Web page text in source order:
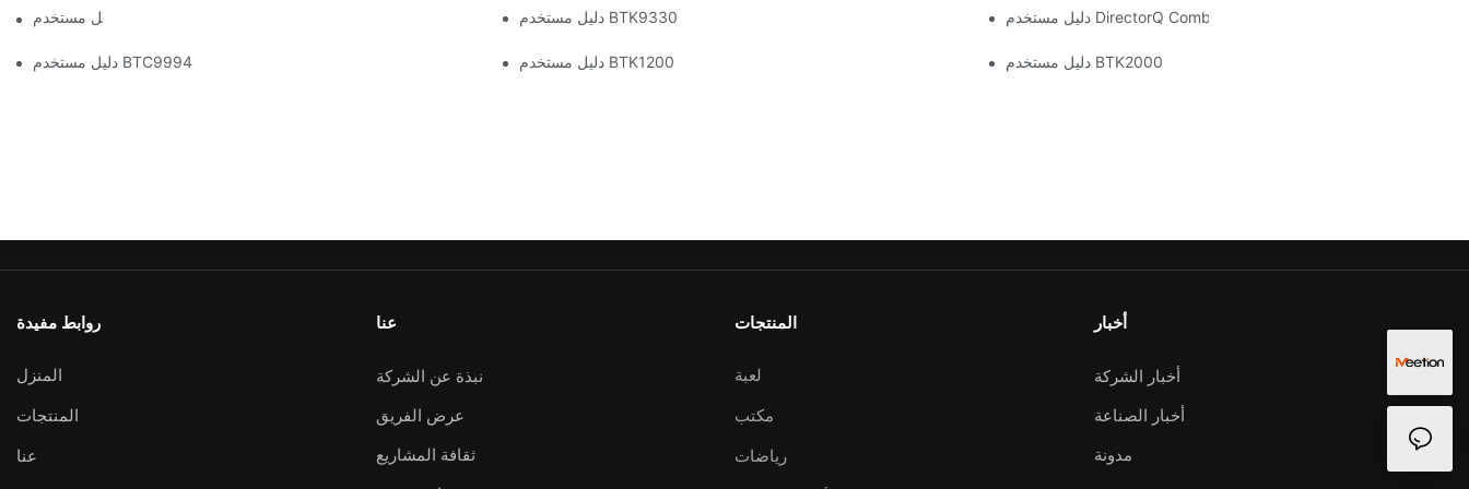
دليل مستخدم BTK9330 دليل مستخدم DirectorQ Combo
دليل مستخدم BTC9994 دليل مستخدم BTK1200 دليل مستخدم BTK2000
روابط مفيدة
المنزل
المنتجات
عنا
عنا
نبذة عن الشركة
عرض الفريق
ثقافة المشاريع
المنتجات
لعبة
مكتب
رياضات
أخبار
أخبار الشركة
أخبار الصناعة
مدونة